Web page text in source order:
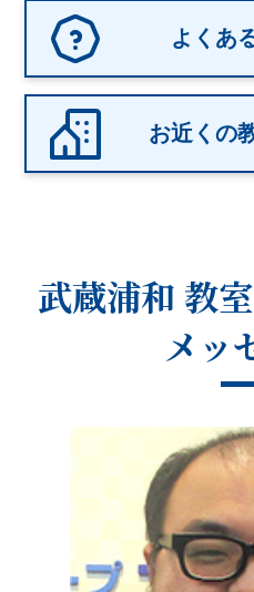
よくあ
お近くの
武蔵浦和 教室
メッ